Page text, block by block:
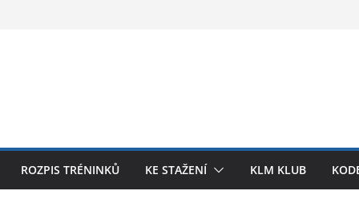
ROZPIS TRÉNINKŮ KE STAŽENÍ KLM KLUB